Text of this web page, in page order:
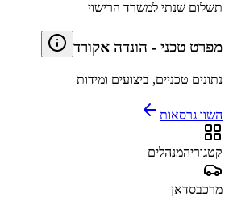
תשלום שנתי למשרד הרישוי
מפרט טכני - הונדה אקורד
נתונים טכניים, ביצועים ומידות
השוו גרסאות
קטגוריהמנהלים
מרכבסדאן